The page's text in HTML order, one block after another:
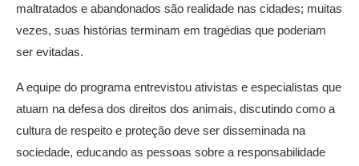
maltratados e abandonados são realidade nas cidades; muitas
vezes, suas histórias terminam em tragédias que poderiam
ser evitadas.
A equipe do programa entrevistou ativistas e especialistas que
atuam na defesa dos direitos dos animais, discutindo como a
cultura de respeito e proteção deve ser disseminada na
sociedade, educando as pessoas sobre a responsabilidade